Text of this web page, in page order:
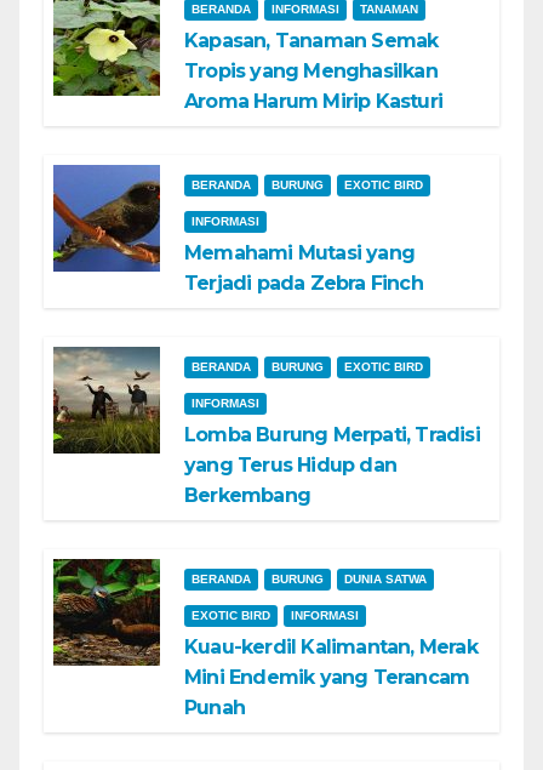
BERANDA INFORMASI TANAMAN
Kapasan, Tanaman Semak
Tropis yang Menghasilkan
Aroma Harum Mirip Kasturi
BERANDA BURUNG EXOTIC BIRD
INFORMASI
Memahami Mutasi yang
Terjadi pada Zebra Finch
BERANDA BURUNG EXOTIC BIRD
INFORMASI
Lomba Burung Merpati, Tradisi
yang Terus Hidup dan
Berkembang
BERANDA BURUNG DUNIA SATWA
EXOTIC BIRD INFORMASI
Kuau-kerdil Kalimantan, Merak
Mini Endemik yang Terancam
Punah